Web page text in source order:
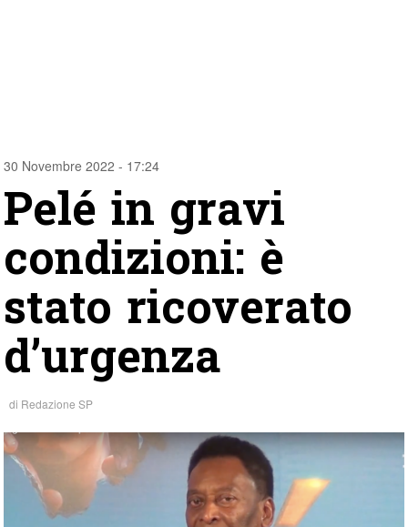
30 Novembre 2022 - 17:24
Pelé in gravi
condizioni: è
stato ricoverato
d’urgenza
di Redazione SP